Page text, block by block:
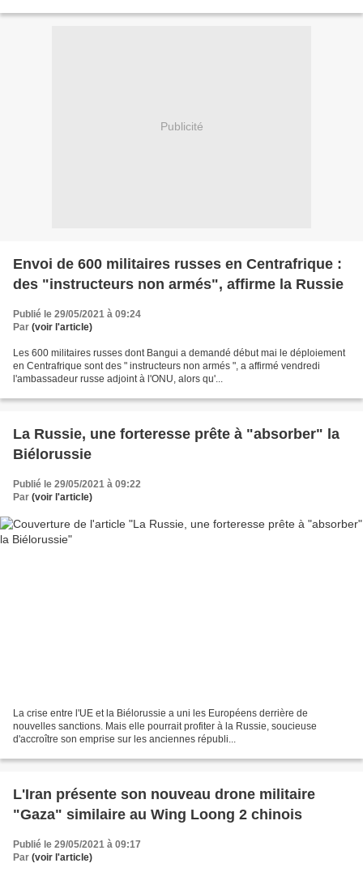
Publicité
Envoi de 600 militaires russes en Centrafrique :
des "instructeurs non armés", affirme la Russie
Publié le 29/05/2021 à 09:24
Par (voir l'article)
Les 600 militaires russes dont Bangui a demandé début mai le déploiement
en Centrafrique sont des " instructeurs non armés ", a affirmé vendredi
l'ambassadeur russe adjoint à l'ONU, alors qu'...
La Russie, une forteresse prête à "absorber" la
Biélorussie
Publié le 29/05/2021 à 09:22
Par (voir l'article)
La crise entre l'UE et la Biélorussie a uni les Européens derrière de
nouvelles sanctions. Mais elle pourrait profiter à la Russie, soucieuse
d'accroître son emprise sur les anciennes républi...
L'Iran présente son nouveau drone militaire
"Gaza" similaire au Wing Loong 2 chinois
Publié le 29/05/2021 à 09:17
Par (voir l'article)